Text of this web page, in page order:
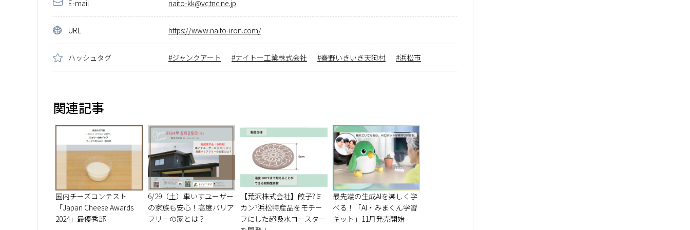
E-mail naito-kk@vc.tnc.ne.jp
URL https://www.naito-iron.com/
ハッシュタグ ジャンクアート ナイトー工業株式会社 春野いきいき天狗村 浜松市
関連記事
国内チーズコンテスト
「Japan Cheese Awards
2024」最優秀部
6/29（土）車いすユーザー
の家族も安心！高度バリア
フリーの家とは？
【荒沢株式会社】餃子?ミ
カン?浜松特産品をモチー
フにした超吸水コースター
最先端の生成AIを楽しく学
べる！「AI・みまくん学習
キット」11月発売開始